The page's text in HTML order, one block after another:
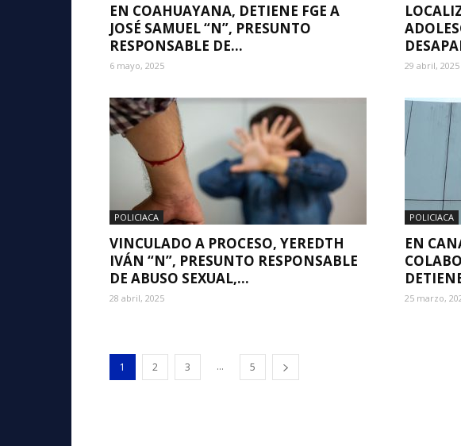
EN COAHUAYANA, DETIENE FGE A
JOSÉ SAMUEL “N”, PRESUNTO
RESPONSABLE DE...
6 mayo, 2025 29 abril, 2025
POLICIACA
VINCULADO A PROCESO, YEREDTH
IVÁN “N”, PRESUNTO RESPONSABLE
DE ABUSO SEXUAL,...
28 abril, 2025
POLICIACA
EN
25 marzo,
1 2 3 ... 5